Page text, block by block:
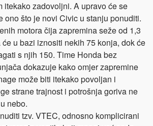
itekako zadovoljni. A upravo će se
ono što je novi Civic u stanju ponuditi.
motora čija zapremina seže od 1,3
u bazi iznositi nekih 75 konja, dok će
s njih 150. Time Honda bez
dokazuje kako omjer zapremine
može biti itekako povoljan i
strane trajnost i potrošnja goriva ne
nebo.
tzv. VTEC, odnosno komplicirani